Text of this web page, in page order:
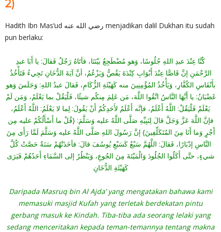
2)
Hadith Ibn Mas’ud رضي الله عنه menjadikan dalil Dukhan itu sudah
pun berlaku:
كُنَّا عِنْدَ عبدِ اللهِ جُلُوسًا، وَهو مُضْطَجِعٌ بيْنَنَا، فأتَاهُ رَجُلٌ فَقالَ: يا أَبَا عبدِ
الرَّحْمَنِ إنَّ قَاصًّا عِنْدَ أَبْوَابِ كِنْدَةَ يَقُصُّ وَيَزْعُمُ، أنَّ آيَةَ الدُّخَانِ تَجِيءُ فَتَأْخُذُ
بأَنْفَاسِ الكُفَّارِ، وَيَأْخُذُ المُؤْمِنِينَ منه كَهَيْئَةِ الزُّكَامِ، فَقالَ عبدُ اللهِ: وَجَلَسَ وَهو
غَضْبَانُ: يا أَيَّهَا النَّاسُ اتَّقُوا اللَّهَ، مَن عَلِمَ مِنكُم شيئًا، فَلْيَقُلْ بما يَعْلَمُ، وَمَن لَمْ
يَعْلَمْ فَلْيَقُلْ: اللَّهُ أَعْلَمُ، فإنَّه أَعْلَمُ لأَحَدِكُمْ أَنْ يَقُولَ: لِما لا يَعْلَمُ: اللَّهُ أَعْلَمُ،
فإنَّ اللَّهَ عَزَّ وَجَلَّ قالَ لِنَبِيِّهِ صَلَّى اللَّهُ عليه وَسَلَّمَ: {قُلْ ما أَسْأَلُكُمْ عليه مِن
أَجْرٍ وَما أَنَا مِنَ المُتَكَلِّفِينَ} إنَّ رَسُولَ اللهِ صَلَّى اللَّهُ عليه وَسَلَّمَ لَمَّا رَأَى مِنَ
النَّاسِ إدْبَارًا، فَقالَ: اللَّهُمَّ سَبْعٌ كَسَبْعِ يُوسُفَ قالَ: فأخَذَتْهُمْ سَنَةٌ حَصَّتْ كُلَّ
شيءٍ، حتَّى أَكَلُوا الجُلُودَ وَالْمَيْتَةَ مِنَ الجُوعِ، وَيَنْظُرُ إلى السَّمَاءِ أَحَدُهُمْ فَيَرَى
كَهَيْئَةِ الدُّخَانِ
Daripada Masruq bin Al Ajda’ yang mengatakan bahawa kami
memasuki masjid Kufah yang terletak berdekatan pintu
gerbang masuk ke Kindah. Tiba-tiba ada seorang lelaki yang
sedang menceritakan kepada teman-temannya tentang makna